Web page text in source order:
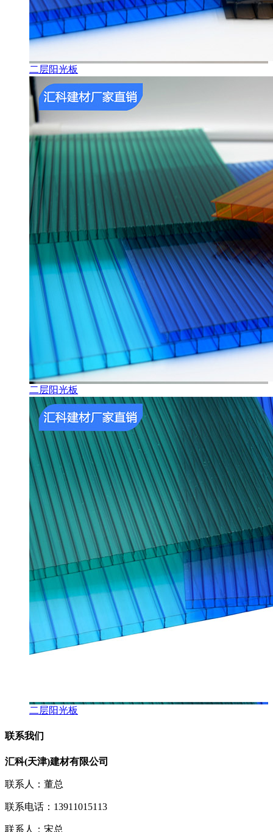
二层阳光板
二层阳光板
二层阳光板
联系我们
汇科(天津)建材有限公司
联系人：董总
联系电话：13911015113
联系人：宋总